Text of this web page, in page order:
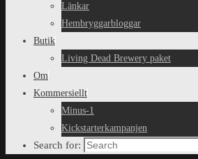
Länkar
Hembryggarbloggar
Butik
Living Dead Brewery paket
Om
Kommersiellt
Minus-1
Kickstarterkampanjen
Search for: